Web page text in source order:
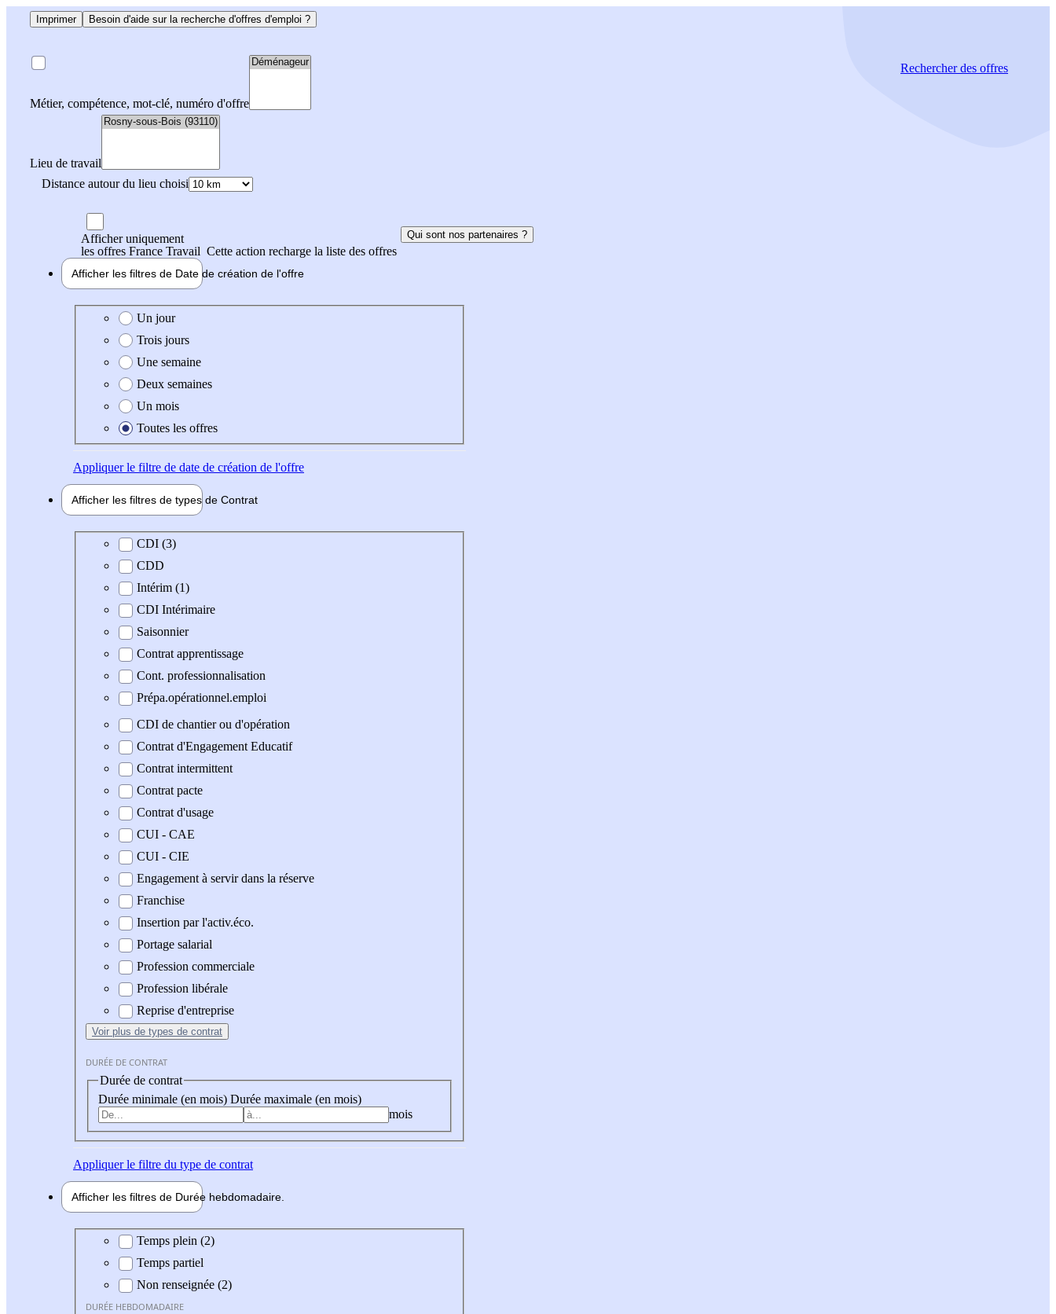
Imprimer Besoin d'aide sur la recherche d'offres d'emploi ?
Métier, compétence, mot-clé, numéro d'offre
Lieu de travail
Distance autour du lieu choisi
Rechercherdes offres
Afficher uniquement
les offres France Travail Cette action recharge la liste des offres
Qui sont nos partenaires ?
Afficher les filtres de Date de création de l'offre
Date de création de l'offre
Un jour
Trois jours
Une semaine
Deux semaines
Un mois
Toutes les offres
Appliquerle filtre de date de création de l'offre
Afficher les filtres de types de Contrat
Type de contrat
CDI (3)
CDD
Intérim (1)
CDI Intérimaire
Saisonnier
Contrat apprentissage
Cont. professionnalisation
Prépa.opérationnel.emploi
CDI de chantier ou d'opération
Contrat d'Engagement Educatif
Contrat intermittent
Contrat pacte
Contrat d'usage
CUI - CAE
CUI - CIE
Engagement à servir dans la réserve
Franchise
Insertion par l'activ.éco.
Portage salarial
Profession commerciale
Profession libérale
Reprise d'entreprise
Voir plus de types de contrat
DURÉE DE CONTRAT
Durée de contrat
Durée minimale (en mois) Durée maximale (en mois)
mois
Appliquerle filtre du type de contrat
Afficher les filtres de Durée hebdomadaire
Durée hebdomadaire
Temps plein (2)
Temps partiel
Non renseignée (2)
DURÉE HEBDOMADAIRE